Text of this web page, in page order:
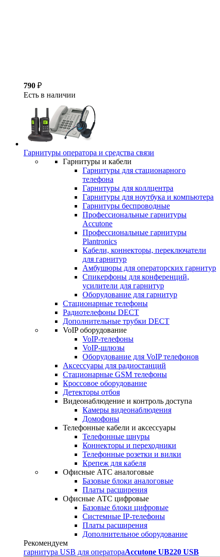
790 ₽
Есть в наличии
Гарнитуры оператора и средства связи
Гарнитуры и кабели
Гарнитуры для стационарного
телефона
Гарнитуры для коллцентра
Гарнитуры для ноутбука и компьютера
Гарнитуры беспроводные
Профессиональные гарнитуры
Accutone
Профессиональные гарнитуры
Plantronics
Кабели, коннекторы, переключатели
для гарнитур
Амбушюры для операторских гарнитур
Cпикерфоны для конференций,
усилители для гарнитур
Оборудование для гарнитур
Стационарные телефоны
Радиотелефоны DECT
Дополнительные трубки DECT
VoIP оборудование
VoIP-телефоны
VoIP-шлюзы
Оборудование для VoIP телефонов
Аксессуары для радиостанций
Стационарные GSM телефоны
Кроссовое оборудование
Детекторы отбоя
Видеонаблюдение и контроль доступа
Камеры видеонаблюдения
Домофоны
Телефонные кабели и аксессуары
Телефонные шнуры
Коннекторы и переходники
Телефонные розетки и вилки
Крепеж для кабеля
Офисные АТС аналоговые
Базовые блоки аналоговые
Платы расширения
Офисные АТС цифровые
Базовые блоки цифровые
Системные IP-телефоны
Платы расширения
Дополнительное оборудование
Рекомендуем
гарнитура USB для оператораAccutone UB220 USB